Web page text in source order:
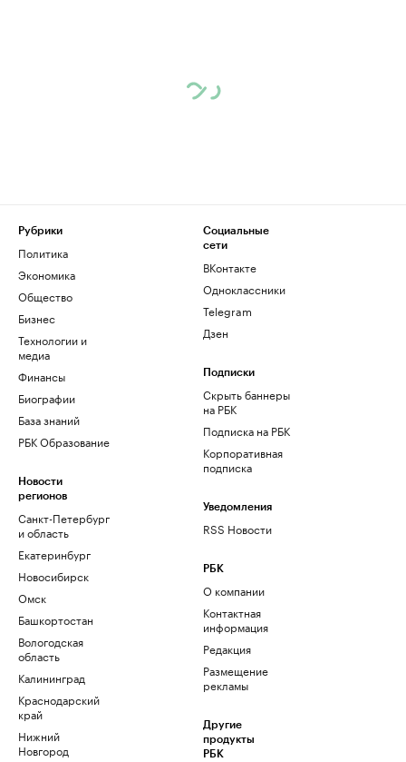
Рубрики
Политика
Экономика
Общество
Бизнес
Технологии и
медиа
Финансы
Биографии
База знаний
РБК Образование
Новости
регионов
Санкт-Петербург
и область
Екатеринбург
Новосибирск
Омск
Башкортостан
Вологодская
область
Калининград
Краснодарский
край
Нижний
Новгород
Социальные
сети
ВКонтакте
Одноклассники
Telegram
Дзен
Подписки
Скрыть баннеры
на РБК
Подписка на РБК
Корпоративная
подписка
Уведомления
RSS Новости
РБК
О компании
Контактная
информация
Редакция
Размещение
рекламы
Другие
продукты
РБК